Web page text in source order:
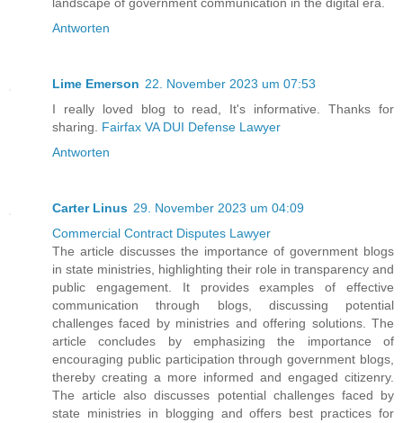
Antworten
Lime Emerson 22. November 2023 um 07:53
I really loved blog to read, It's informative. Thanks for
sharing. Fairfax VA DUI Defense Lawyer
Antworten
Carter Linus 29. November 2023 um 04:09
Commercial Contract Disputes Lawyer
The article discusses the importance of government blogs
in state ministries, highlighting their role in transparency and
public engagement. It provides examples of effective
communication through blogs, discussing potential
challenges faced by ministries and offering solutions. The
article concludes by emphasizing the importance of
encouraging public participation through government blogs,
thereby creating a more informed and engaged citizenry.
The article also discusses potential challenges faced by
state ministries in blogging and offers best practices for